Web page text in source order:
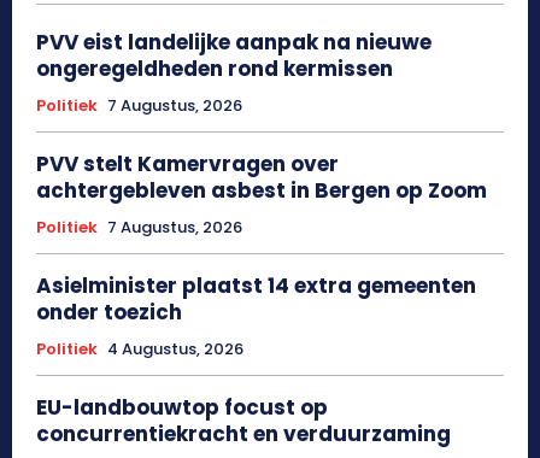
PVV eist landelijke aanpak na nieuwe
ongeregeldheden rond kermissen
Politiek 7 Augustus, 2026
PVV stelt Kamervragen over
achtergebleven asbest in Bergen op Zoom
Politiek 7 Augustus, 2026
Asielminister plaatst 14 extra gemeenten
onder toezich
Politiek 4 Augustus, 2026
EU-landbouwtop focust op
concurrentiekracht en verduurzaming